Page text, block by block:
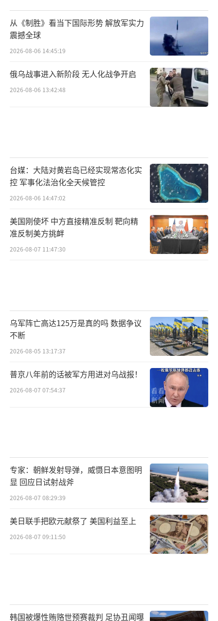
从《制胜》看当下国际形势 解放军实力
震撼全球
2026-08-06 14:45:19
俄乌战事进入新阶段 无人化战争开启
2026-08-06 13:42:48
台媒：大陆对黄岩岛已经实现常态化实
控 军事化法治化全天候管控
2026-08-06 14:47:02
美国刚使坏 中方直接精准反制 靶向精
准反制美方挑衅
2026-08-07 11:47:30
乌军阵亡高达125万是真的吗 数据争议
不断
2026-08-05 13:17:37
普京八年前的话被军方用进对乌战报！
2026-08-07 07:54:37
专家：朝鲜发射导弹，威慑日本意图明
显 回应日试射战斧
2026-08-07 08:29:39
美日联手把欧元献祭了 美国利益至上
2026-08-07 09:11:50
韩国被爆性贿赂世预赛裁判 足协丑闻曝